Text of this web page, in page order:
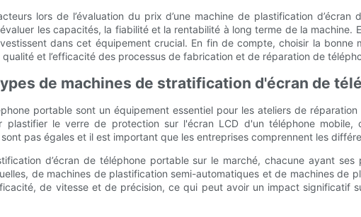
lors de l’évaluation du prix d’une machine de plastification
les capacités, la fiabilité et la rentabilité à long terme de la machine.
dans cet équipement crucial. En fin de compte, choisir la bonne
et l’efficacité des processus de fabrication et de réparation de
de machines de stratification d'écran de
portable sont un équipement essentiel pour les ateliers de
plastifier le verre de protection sur l'écran LCD d'un téléphone
pas égales et il est important que les entreprises comprennent les
d’écran de téléphone portable sur le marché, chacune ayant
de machines de plastification semi-automatiques et de machines de
de vitesse et de précision, ce qui peut avoir un impact significatif